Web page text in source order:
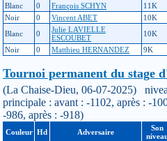
Blanc
0 François SCHYN 11K
Noir
0 Vincent ABET 10K
Blanc
0
Julie LAVIELLE
ESCOUBET
10K
Noir
0 Matthieu HERNANDEZ 9K
Tournoi permanent du stage
(La Chaise-Dieu, 06-07-2025)
principale : avant : -1102, après : -
-986, après : -918)
Couleur Hd Adversaire
Son